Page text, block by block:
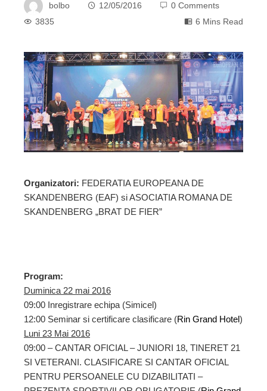
bolbo 12/05/2016
0 Comments
3835
6 Mins Read
Organizatori: FEDERATIA EUROPEANA DE
SKANDENBERG (EAF) si ASOCIATIA ROMANA DE
SKANDENBERG „BRAT DE FIER”
Program:
Duminica 22 mai 2016
09:00 Inregistrare echipa (Simicel)
12:00 Seminar si certificare clasificare (Rin Grand Hotel)
Luni 23 Mai 2016
09:00 – CANTAR OFICIAL – JUNIORI 18, TINERET 21
SI VETERANI. CLASIFICARE SI CANTAR OFICIAL
PENTRU PERSOANELE CU DIZABILITATI –